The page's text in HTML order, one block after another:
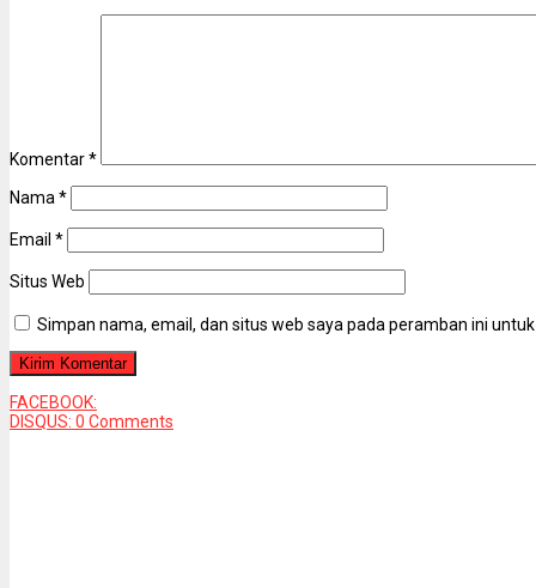
Komentar*
Nama*
Email *
Situs Web
Simpan nama, email, dan situs web saya pada peramban ini
FACEBOOK:
DISQUS: 0 Comments